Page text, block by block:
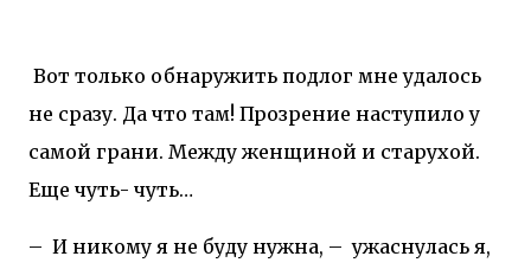
Вот только обнаружить подлог мне удалось
не сразу. Да что там! Прозрение наступило у
самой грани. Между женщиной и старухой.
Еще чуть- чуть…
– И никому я не буду нужна, – ужаснулась я,